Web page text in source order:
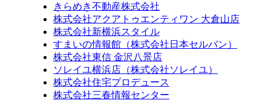
きらめき不動産株式会社
株式会社アクアトゥエンティワン 大倉山店
株式会社新横浜スタイル
すまいの情報館（株式会社日本セルバン）
株式会社東信 金沢八景店
ソレイユ横浜店（株式会社ソレイユ）
株式会社住宅プロデュース
株式会社三春情報センター